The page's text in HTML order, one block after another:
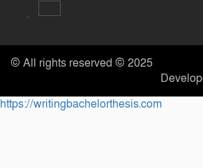
© All rights reserved © 2025
https://writingbachelorthesis.com